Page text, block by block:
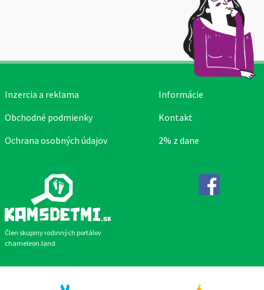
Člen skupiny rodinných portálov
chameleon.land
Inzercia a reklama
Obchodné podmienky
Ochrana osobných údajov
Informácie
Kontakt
2% z dane